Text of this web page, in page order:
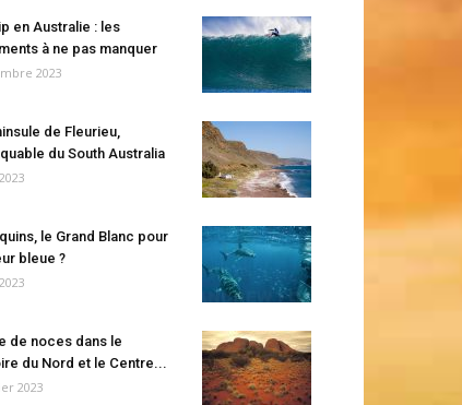
en Australie : les
à ne pas manquer
2023
de Fleurieu,
du South Australia
le Grand Blanc pour
bleue ?
de noces dans le
du Nord et le Centre...
2023